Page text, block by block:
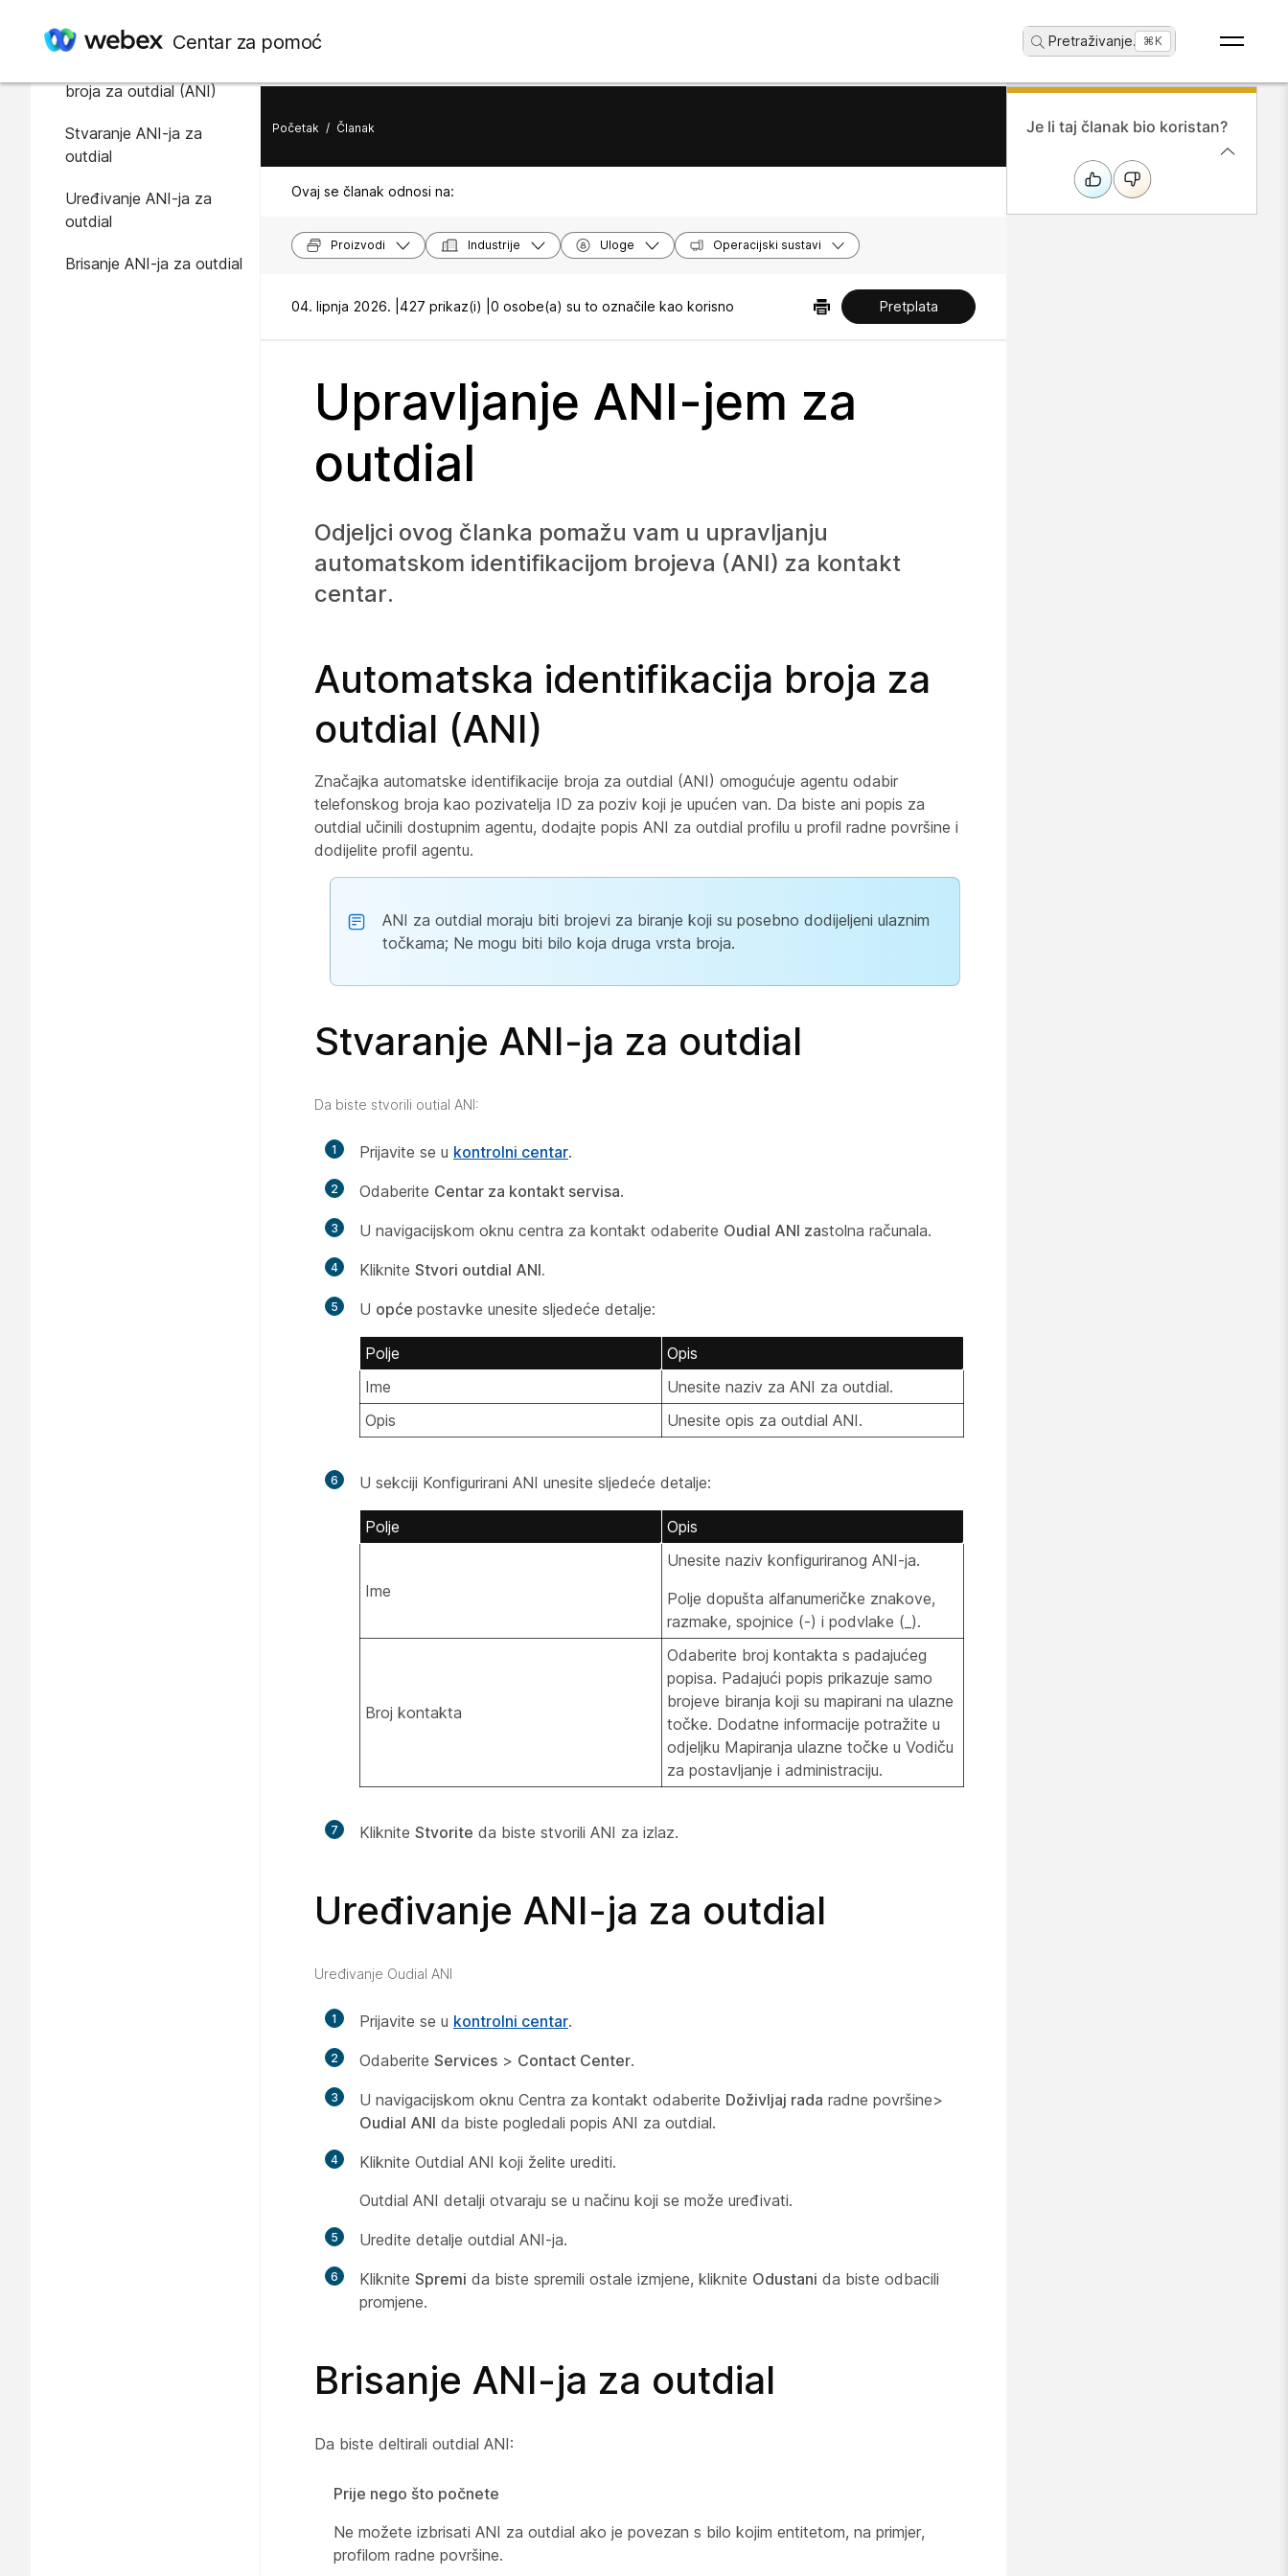
Centar za pomoć Pretraživanje... ⌘K
U ovome članku
broja za outdial (ANI)
Stvaranje ANI-ja za
outdial
Uređivanje ANI-ja za
outdial
Brisanje ANI-ja za outdial
Početak / Članak
Ovaj se članak odnosi na:
Proizvodi Industrije Uloge Operacijski sustavi
04. lipnja 2026. | 427 prikaz(i) | 0 osobe(a) su to označile kao korisno Pretplata
Upravljanje ANI-jem za
outdial
Odjeljci ovog članka pomažu vam u upravljanju
automatskom identifikacijom brojeva (ANI) za kontakt
centar.
Automatska identifikacija broja za
outdial (ANI)
Značajka automatske identifikacije broja za outdial (ANI) omogućuje agentu odabir
telefonskog broja kao pozivatelja ID za poziv koji je upućen van. Da biste ani popis za
outdial učinili dostupnim agentu, dodajte popis ANI za outdial profilu u profil radne površine i
dodijelite profil agentu.
ANI za outdial moraju biti brojevi za biranje koji su posebno dodijeljeni ulaznim
točkama; Ne mogu biti bilo koja druga vrsta broja.
Stvaranje ANI-ja za outdial
Da biste stvorili outial ANI:
1 Prijavite se u kontrolni centar.
2 Odaberite Centar za kontakt servisa.
3 U navigacijskom oknu centra za kontakt odaberite Oudial ANI zastolna računala.
4 Kliknite Stvori outdial ANI.
5 U opće postavke unesite sljedeće detalje:
Polje
Opis
Ime
Unesite naziv za ANI za outdial.
Opis
Unesite opis za outdial ANI.
6 U sekciji Konfigurirani ANI unesite sljedeće detalje:
Polje Opis
Ime
Unesite naziv konfiguriranog ANI-ja.
Polje dopušta alfanumeričke znakove,
razmake, spojnice (-) i podvlake (_).
Broj kontakta
Odaberite broj kontakta s padajućeg
popisa. Padajući popis prikazuje samo
brojeve biranja koji su mapirani na ulazne
točke. Dodatne informacije potražite u
odjeljku Mapiranja ulazne točke u Vodiču
za postavljanje i administraciju.
7 Kliknite Stvorite da biste stvorili ANI za izlaz.
Uređivanje ANI-ja za outdial
Uređivanje Oudial ANI
1 Prijavite se u kontrolni centar.
2 Odaberite Services > Contact Center.
3 U navigacijskom oknu Centra za kontakt odaberite Doživljaj rada radne površine>
Oudial ANI da biste pogledali popis ANI za outdial.
4
Kliknite Outdial ANI koji želite urediti.
Outdial ANI detalji otvaraju se u načinu koji se može uređivati.
5 Uredite detalje outdial ANI-ja.
6 Kliknite Spremi da biste spremili ostale izmjene, kliknite Odustani da biste odbacili
promjene.
Brisanje ANI-ja za outdial
Da biste deltirali outdial ANI:
Prije nego što počnete
Ne možete izbrisati ANI za outdial ako je povezan s bilo kojim entitetom, na primjer,
profilom radne površine.
Je li taj članak bio koristan?